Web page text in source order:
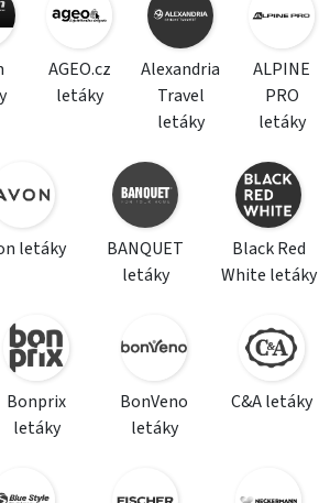
AGEO.cz
letáky
Alexandria
Travel
letáky
ALPINE
PRO
letáky
letáky
BANQUET
letáky
Black Red
White letáky
Bonprix
letáky
BonVeno
letáky
C&A letáky